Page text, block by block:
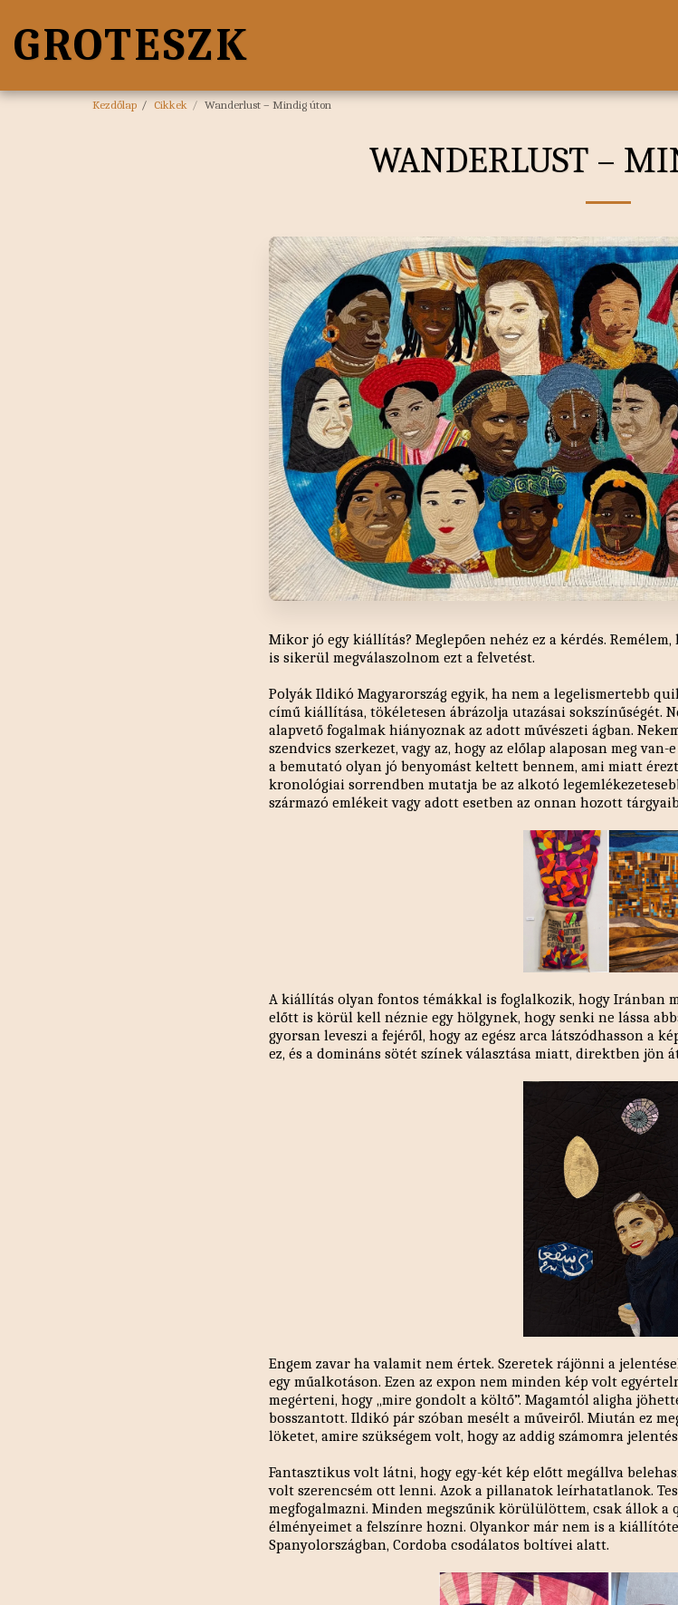
GROTESZK
Kezdőlap Cikkek Wanderlust – Mindig úton
WANDERLUST –
Mikor jó egy kiállítás? Meglepően nehéz ez a kérdés.
is sikerül megválaszolnom ezt a felvetést.
Polyák Ildikó Magyarország egyik, ha nem a legelismertebb
című kiállítása, tökéletesen ábrázolja utazásai sokszínűségét.
alapvető fogalmak hiányoznak az adott művészeti ágban.
szendvics szerkezet, vagy az, hogy az előlap alaposan meg
a bemutató olyan jó benyomást keltett bennem, ami miatt
kronológiai sorrendben mutatja be az alkotó
származó emlékeit vagy adott esetben az onnan hozott
A kiállítás olyan fontos témákkal is foglalkozik, hogy Iránban
előtt is körül kell néznie egy hölgynek, hogy senki ne lássa
gyorsan leveszi a fejéről, hogy az egész arca látszódhasson a
ez, és a domináns sötét színek választása miatt, direktben jön
Engem zavar ha valamit nem értek. Szeretek rájönni a
egy műalkotáson. Ezen az expon nem minden kép volt
megérteni, hogy ,,mire gondolt a költő”. Magamtól aligha
bosszantott. Ildikó pár szóban mesélt a műveiről. Miután ez
löketet, amire szükségem volt, hogy az addig számomra
Fantasztikus volt látni, hogy egy-két kép előtt megállva
volt szerencsém ott lenni. Azok a pillanatok leírhatatlanok.
megfogalmazni. Minden megszűnik körülülöttem, csak állok a
élményeimet a felszínre hozni. Olyankor már nem is a
Spanyolországban, Cordoba csodálatos boltívei alatt.